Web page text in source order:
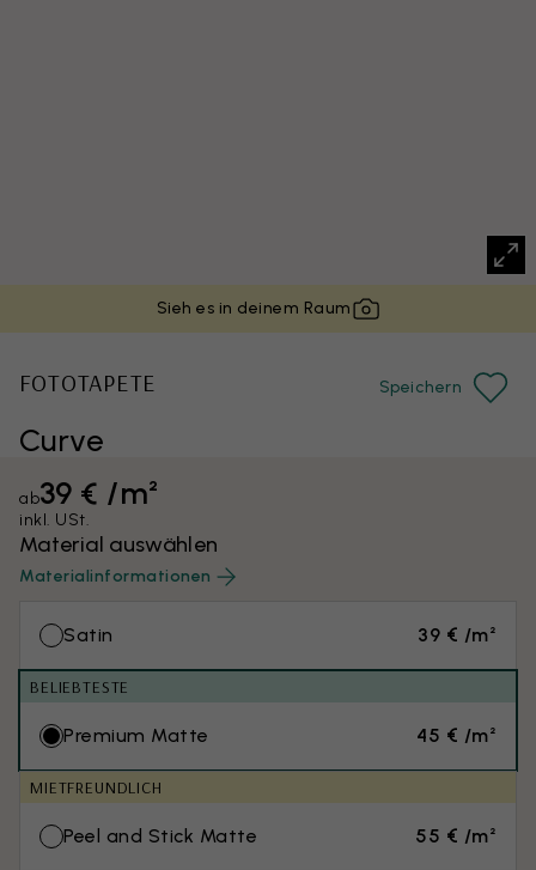
Sieh es in deinem Raum
Curve
FOTOTAPETE Speichern
ab39 € /m²
inkl. USt.
Material auswählen
Materialinformationen
Satin 39 € /m²
BELIEBTESTE
Premium Matte 45 € /m²
MIETFREUNDLICH
Peel and Stick Matte 55 € /m²